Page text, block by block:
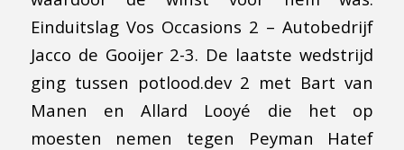
Einduitslag Vos Occasions 2 – Autobedrijf
Jacco de Gooijer 2-3. De laatste wedstrijd
ging tussen potlood.dev 2 met Bart van
Manen en Allard Looyé die het op
moesten nemen tegen Peyman Hatef